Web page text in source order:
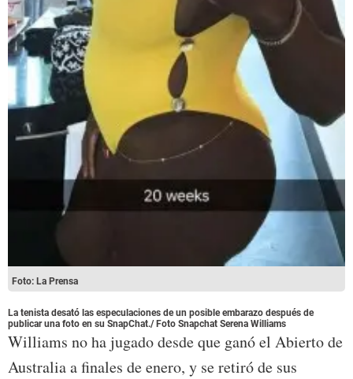
Foto: La Prensa
La tenista desató las especulaciones de un posible embarazo después de
publicar una foto en su SnapChat./ Foto Snapchat Serena Williams
Williams no ha jugado desde que ganó el Abierto de
Australia a finales de enero, y se retiró de sus